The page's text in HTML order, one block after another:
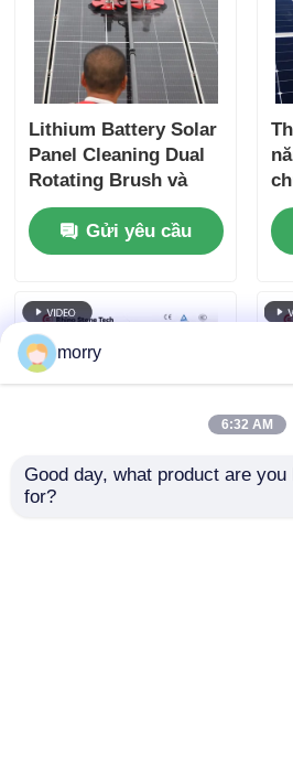
Lithium Battery Solar
Panel Cleaning Dual
Rotating Brush và
Telescopic Pole cho
hệ thống PV trên mái
nhà
Gửi yêu cầu
morry
6:32 AM
Good day, what product are you
for?